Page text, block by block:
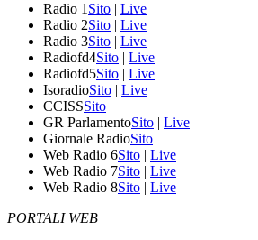
Radio 1 Sito | Live
Radio 2Sito | Live
Radio 3Sito | Live
Radiofd4Sito | Live
Radiofd5Sito | Live
IsoradioSito | Live
CCISSSito
GR ParlamentoSito | Live
Giornale RadioSito
Web Radio 6Sito | Live
Web Radio 7Sito | Live
Web Radio 8Sito | Live
PORTALI WEB